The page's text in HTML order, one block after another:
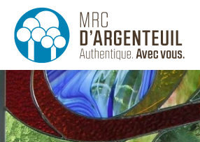
Génie
Protection des paysages
Carrières et sablières
Équipe